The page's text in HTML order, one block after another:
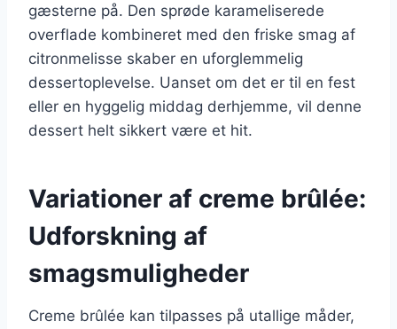
gæsterne på. Den sprøde karameliserede
overflade kombineret med den friske smag af
citronmelisse skaber en uforglemmelig
dessertoplevelse. Uanset om det er til en fest
eller en hyggelig middag derhjemme, vil denne
dessert helt sikkert være et hit.
Variationer af creme brûlée:
Udforskning af
smagsmuligheder
Creme brûlée kan tilpasses på utallige måder,